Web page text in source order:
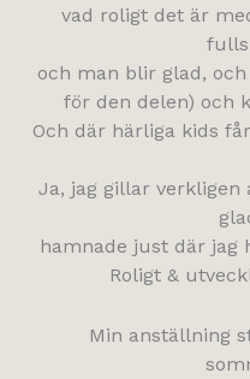
vad roligt det är
och man blir glad,
för den delen) och
Och där härliga kids
Ja, jag gillar
hamnade just där jag
Roligt &
Min anställning